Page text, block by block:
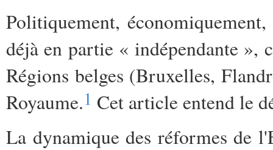
Politiquement,
déjà en partie « indépendante »,
Régions belges (Bruxelles,
Royaume.1 Cet article entend le
La dynamique des réformes de